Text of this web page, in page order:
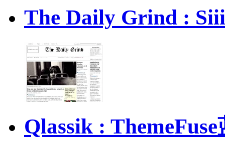
The Daily Grind :
Qlassik :